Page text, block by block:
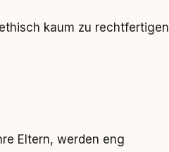
kaum zu rechtfertigen
Eltern, werden eng